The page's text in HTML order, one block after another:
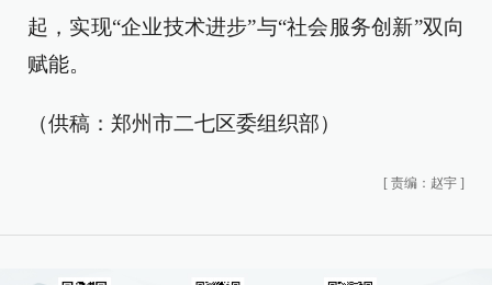
起，实现“企业技术进步”与“社会服务创新”双向
赋能。
（供稿：郑州市二七区委组织部）
[ 责编：赵宇 ]